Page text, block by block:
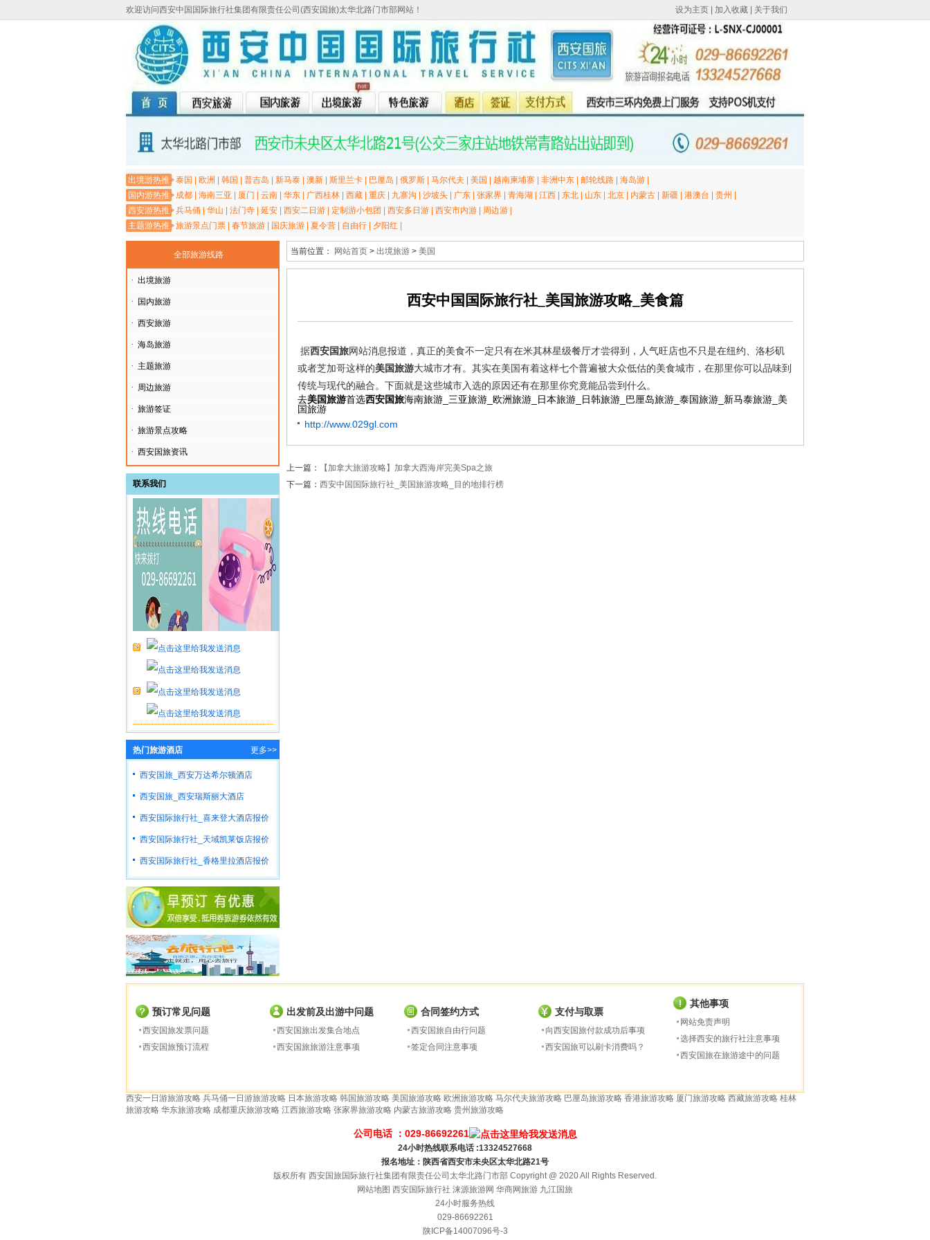
欢迎访问西安中国国际旅行社集团有限责任公司(西安国旅)太华北路门市部网站！ 设为主页 加入收藏 关于我们
出境游热推泰国 欧洲 韩国 普吉岛 新马泰 澳新 斯里兰卡 巴厘岛 俄罗斯 马尔代夫 美国 越南柬埔寨 非洲中东 邮轮线路 海岛游
国内游热推 成都 海南三亚 厦门 云南 华东 广西桂林 西藏 重庆 九寨沟 沙坡头 广东 张家界 青海湖 江西 东北 山东 北京 内蒙古 新疆 港澳台 贵州
西安游热推兵马俑 华山 法门寺 延安 西安二日游 定制游小包团 西安多日游 西安市内游 周边游
主题游热推旅游景点门票 春节旅游 国庆旅游 夏令营 自由行 夕阳红
全部旅游线路
· 出境旅游
· 国内旅游
· 西安旅游
· 海岛旅游
· 主题旅游
· 周边旅游
· 旅游签证
· 旅游景点攻略
· 西安国旅资讯
联系我们
热门旅游酒店 更多>>
西安国旅_西安万达希尔顿酒店
西安国旅_西安瑞斯丽大酒店
西安国际旅行社_喜来登大酒店报价
西安国际旅行社_天域凯莱饭店报价
西安国际旅行社_香格里拉酒店报价
当前位置： 网站首页 > 出境旅游 > 美国
西安中国国际旅行社_美国旅游攻略_美食篇
据西安国旅网站消息报道，真正的美食不一定只有在米其林星级餐厅才尝得到，人气旺店也不只是在纽约、洛杉矶
或者芝加哥这样的美国旅游大城市才有。其实在美国有着这样七个普遍被大众低估的美食城市，在那里你可以品味到
传统与现代的融合。下面就是这些城市入选的原因还有在那里你究竟能品尝到什么。
去美国旅游首选西安国旅海南旅游 三亚旅游 欧洲旅游 日本旅游 日韩旅游 巴厘岛旅游 泰国旅游 新马泰旅游 美
国旅游
http://www.029gl.com
上一篇：
【加拿大旅游攻略】加拿大西海岸完美Spa之旅
下一篇： 西安中国国际旅行社_美国旅游攻略_目的地排行榜
预订常见问题
西安国旅发票问题
西安国旅预订流程
出发前及出游中问题
西安国旅出发集合地点
西安国旅旅游注意事项
合同签约方式
西安国旅自由行问题
签定合同注意事项
支付与取票
向西安国旅付款成功后事项
西安国旅可以刷卡消费吗？
其他事项
网站免责声明
选择西安的旅行社注意事项
西安国旅在旅游途中的问题
西安一日游旅游攻略 兵马俑一日游旅游攻略 日本旅游攻略 韩国旅游攻略 美国旅游攻略 欧洲旅游攻略 马尔代夫旅游攻略 巴厘岛旅游攻略 香港旅游攻略 厦门旅游攻略 西藏旅游攻略 桂林
旅游攻略 华东旅游攻略 成都重庆旅游攻略 江西旅游攻略 张家界旅游攻略 内蒙古旅游攻略 贵州旅游攻略
公司电话 ：029-86692261
24小时热线联系电话 :13324527668
报名地址：陕西省西安市未央区太华北路21号
版权所有 西安国旅国际旅行社集团有限责任公司太华北路门市部 Copyright @ 2020 All Rights Reserved.
网站地图 西安国际旅行社 涞源旅游网 华商网旅游 九江国旅
24小时服务热线
029-86692261
陕ICP备14007096号-3